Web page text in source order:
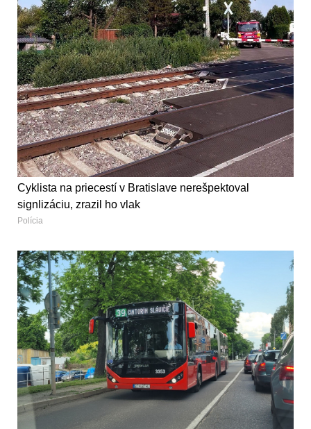
Cyklista na priecestí v Bratislave nerešpektoval
signlizáciu, zrazil ho vlak
Polícia